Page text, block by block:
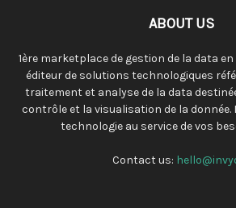
ABOUT US
1ère marketplace de gestion de la data en
éditeur de solutions technologiques
traitement et analyse de la data
contrôle et la visualisation de la
technologie au service de vos
Contact us: